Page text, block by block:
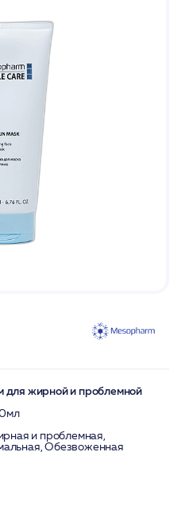
жирной и проблемной
и проблемная,
Обезвоженная